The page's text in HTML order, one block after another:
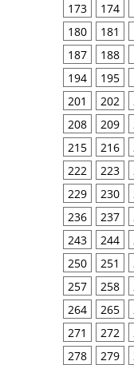
173
174
180
181
187
188
194
195
201
202
208
209
215
216
222
223
229
230
236
237
243
244
250
251
257
258
264
265
271
272
278
279